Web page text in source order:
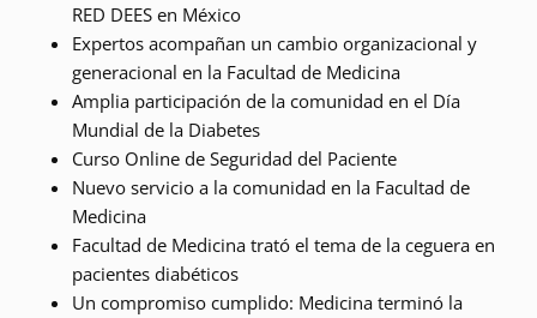
RED DEES en México
Expertos acompañan un cambio organizacional y
generacional en la Facultad de Medicina
Amplia participación de la comunidad en el Día
Mundial de la Diabetes
Curso Online de Seguridad del Paciente
Nuevo servicio a la comunidad en la Facultad de
Medicina
Facultad de Medicina trató el tema de la ceguera en
pacientes diabéticos
Un compromiso cumplido: Medicina terminó la